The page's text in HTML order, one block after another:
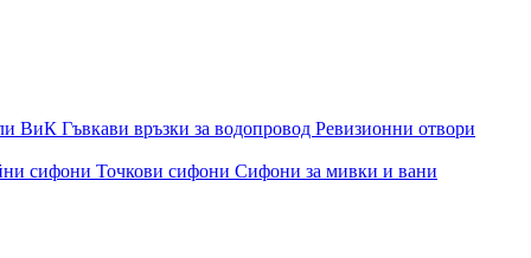
ВиК Гъвкави връзки за водопровод Ревизионни отвори
сифони Точкови сифони Сифони за мивки и вани